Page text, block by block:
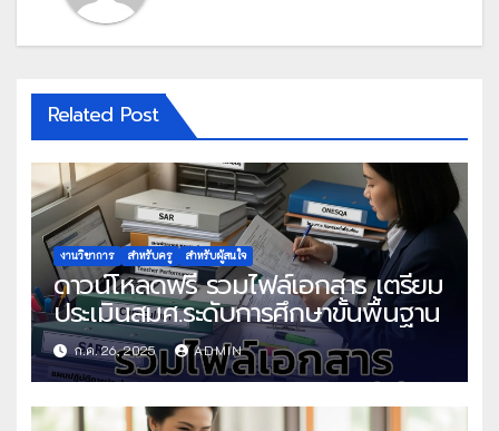
Related Post
งานวิชาการ สำหรับครู สำหรับผู้สนใจ
ดาวน์โหลดฟรี รวมไฟล์เอกสาร เตรียม
ประเมินสมศ.ระดับการศึกษาขั้นพื้นฐาน
ก.ค. 26, 2025 ADMIN